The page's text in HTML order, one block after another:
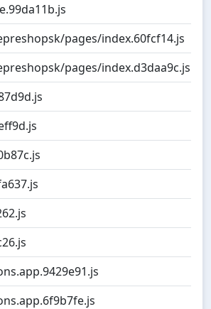
pages/index.60fcf14.js
pages/index.d3daa9c.js